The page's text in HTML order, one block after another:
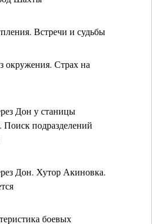
Встречи и судьбы
окружения. Страх на
Дон у станицы
Поиск подразделений
Дон. Хутор Акиновка.
боевых